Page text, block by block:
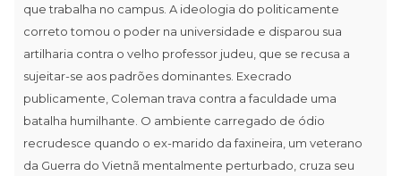
que trabalha no campus. A ideologia do politicamente
correto tomou o poder na universidade e disparou sua
artilharia contra o velho professor judeu, que se recusa a
sujeitar-se aos padrões dominantes. Execrado
publicamente, Coleman trava contra a faculdade uma
batalha humilhante. O ambiente carregado de ódio
recrudesce quando o ex-marido da faxineira, um veterano
da Guerra do Vietnã mentalmente perturbado, cruza seu